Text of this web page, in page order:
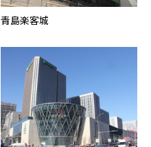
青島楽客城